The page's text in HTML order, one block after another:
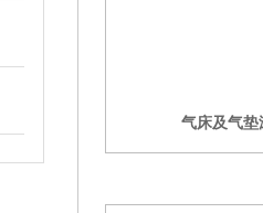
气床及气垫